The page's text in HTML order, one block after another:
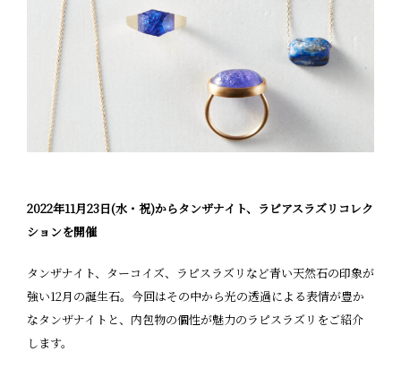
2022年11月23日(水・祝)からタンザナイト、ラピアスラズリコレク
ションを開催
タンザナイト、ターコイズ、ラピスラズリなど青い天然石の印象が
強い12月の誕生石。今回はその中から光の透過による表情が豊か
なタンザナイトと、内包物の個性が魅力のラピスラズリをご紹介
します。